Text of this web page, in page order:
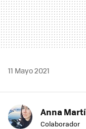
11 Mayo 2021
Anna Martí
Colaborador